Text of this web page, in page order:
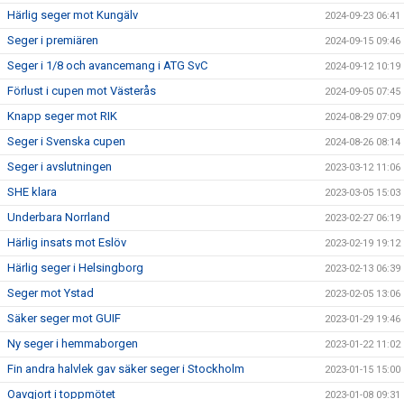
Härlig seger mot Kungälv 2024-09-23 06:41
Seger i premiären 2024-09-15 09:46
Seger i 1/8 och avancemang i ATG SvC 2024-09-12 10:19
Förlust i cupen mot Västerås 2024-09-05 07:45
Knapp seger mot RIK 2024-08-29 07:09
Seger i Svenska cupen 2024-08-26 08:14
Seger i avslutningen 2023-03-12 11:06
SHE klara 2023-03-05 15:03
Underbara Norrland 2023-02-27 06:19
Härlig insats mot Eslöv 2023-02-19 19:12
Härlig seger i Helsingborg 2023-02-13 06:39
Seger mot Ystad 2023-02-05 13:06
Säker seger mot GUIF 2023-01-29 19:46
Ny seger i hemmaborgen 2023-01-22 11:02
Fin andra halvlek gav säker seger i Stockholm 2023-01-15 15:00
Oavgjort i toppmötet 2023-01-08 09:31